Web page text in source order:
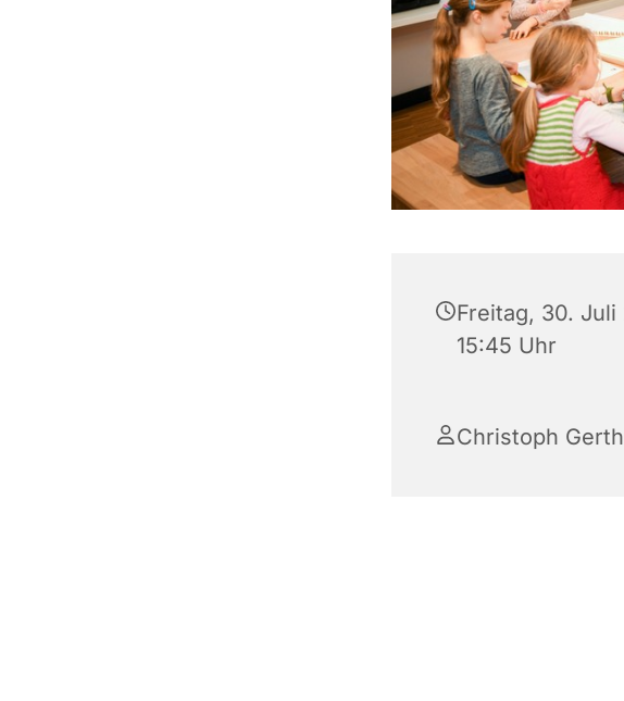
Freitag, 30. Juli
15:45 Uhr
Christoph